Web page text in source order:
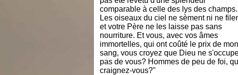
comparable à celle des lys des champs.
Les oiseaux du ciel ne sèment ni ne
et votre Père ne les laisse pas sans
nourriture. Et vous, avec vos âmes
immortelles, qui ont coûté le prix de mon
sang, vous croyez que Dieu ne
pas de vous? Hommes de peu de foi,
craignez-vous?"